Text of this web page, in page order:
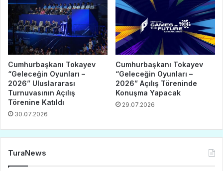
Cumhurbaşkanı Tokayev
“Geleceğin Oyunları –
2026” Uluslararası
Turnuvasının Açılış
Törenine Katıldı
30.07.2026
Cumhurbaşkanı Tokayev
“Geleceğin Oyunları –
2026” Açılış Töreninde
Konuşma Yapacak
29.07.2026
TuraNews